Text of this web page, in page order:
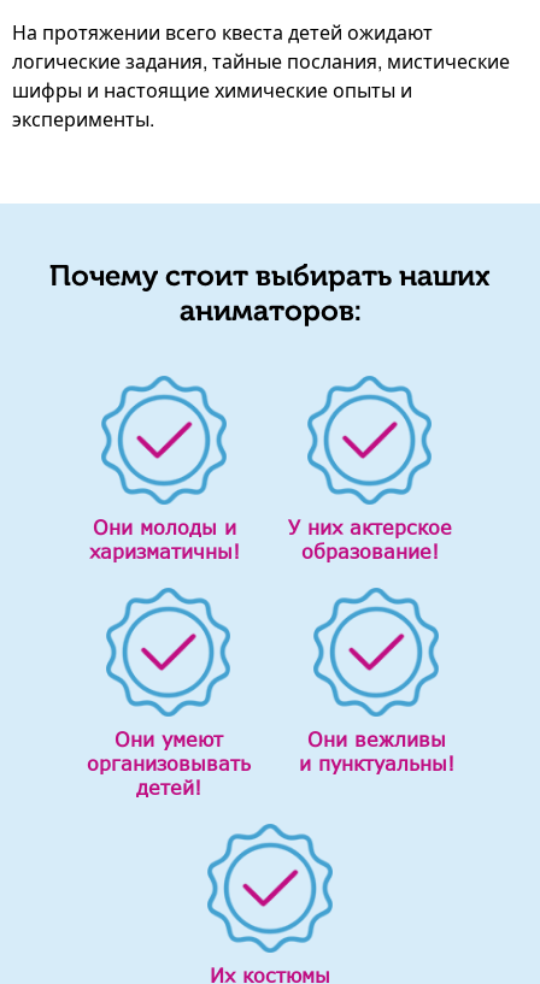
На протяжении всего квеста детей ожидают
логические задания, тайные послания, мистические
шифры и настоящие химические опыты и
эксперименты.
Почему стоит выбирать наших
аниматоров:
Они молоды и
харизматичны!
У них актерское
образование!
Они умеют
организовывать
детей!
Они вежливы
и пунктуальны!
Их костюмы